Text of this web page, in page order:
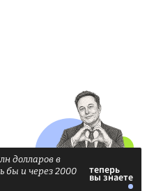
долларов в
бы и через 2000